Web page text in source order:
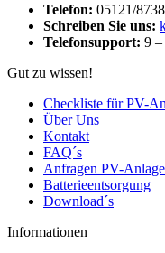
Telefon: 05121/
Schreiben Sie uns:
Telefonsupport: 9
Gut zu wissen!
Checkliste für PV-
Über Uns
Kontakt
FAQ´s
Anfragen PV-
Batterieentsorgung
Download´s
Informationen